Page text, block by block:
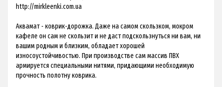
http://mirkleenki.com.ua
Аквамат - коврик-дорожка. Даже на самом скользком, мокром
кафеле он сам не скользит и не даст подскользнуться ни вам, ни
вашим родным и близким, обладает хорошей
износоустойчивостью. При производстве сам массив ПВХ
армируется специальными нитями, придающими необходимую
прочность полотну коврика.